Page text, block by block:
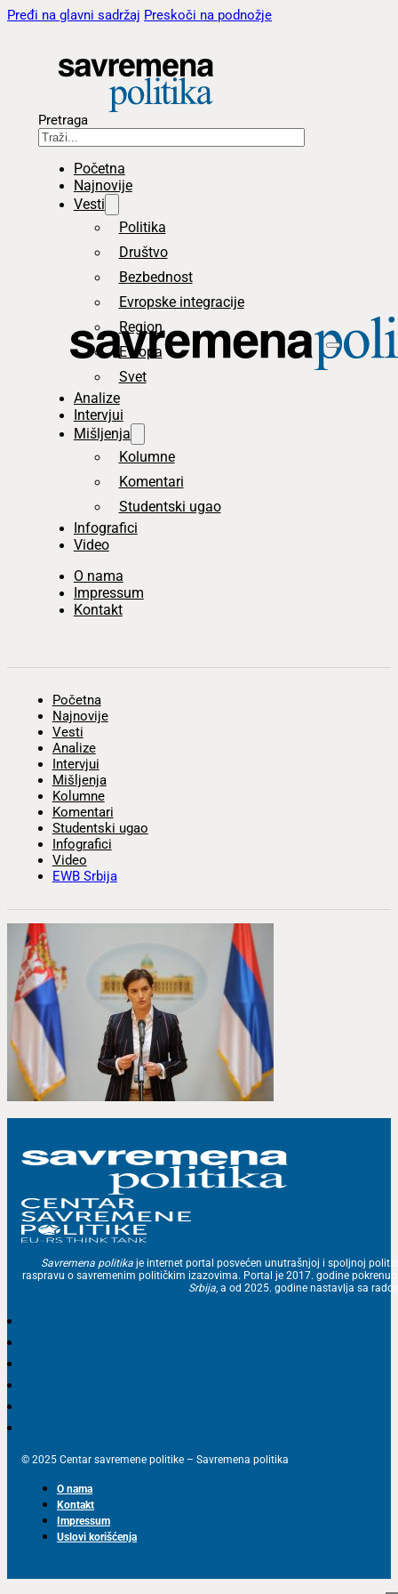
Pređi na glavni sadržaj Preskoči na podnožje
Pretraga
Početna
Najnovije
Vesti
Politika
Društvo
Bezbednost
Evropske integracije
Region
Evropa
Svet
Analize
Intervjui
Mišljenja
Kolumne
Komentari
Studentski ugao
Infografici
Video
O nama
Impressum
Kontakt
Početna
Najnovije
Vesti
Analize
Intervjui
Mišljenja
Kolumne
Komentari
Studentski ugao
Infografici
Video
EWB Srbija
Savremena politika je internet portal posvećen unutrašnjoj i spoljnoj
raspravu o savremenim političkim izazovima. Portal je 2017. godine
Srbija, a od 2025. godine nastavlja sa
© 2025 Centar savremene politike – Savremena politika
O nama
Kontakt
Impressum
Uslovi korišćenja